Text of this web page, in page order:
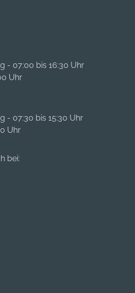
- 07:00 bis 16:30 Uhr
Uhr
- 07:30 bis 15:30 Uhr
Uhr
bei: